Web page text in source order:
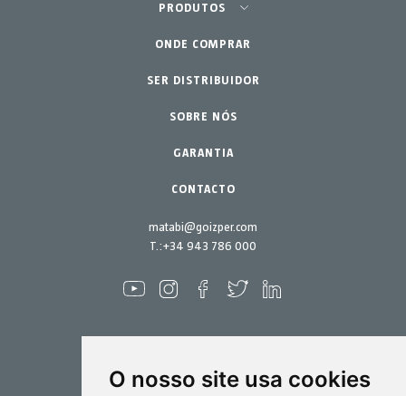
O nosso site usa cookies
matabi@goizper.com
T.:+34 943 786 000
Pulverização
Agricultura - Horta
Horta Urbana
Jardinagem Profissional
Lar - Jardim
PRODUTOS
Equipamentos
Acessórios
Peças de reposição
Kits de manutenção
ONDE COMPRAR
SER DISTRIBUIDOR
SOBRE NÓS
GARANTIA
CONTACTO